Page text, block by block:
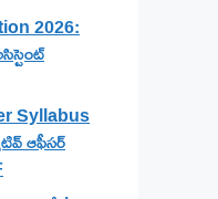
2026:
Syllabus
ఆఫీసర్